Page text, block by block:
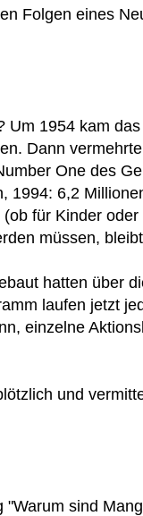
Folgen eines
Um 1954 kam
Dann
One des
1994: 6,2
für Kinder
müssen,
hatten über
laufen jetzt
einzelne
und
sind